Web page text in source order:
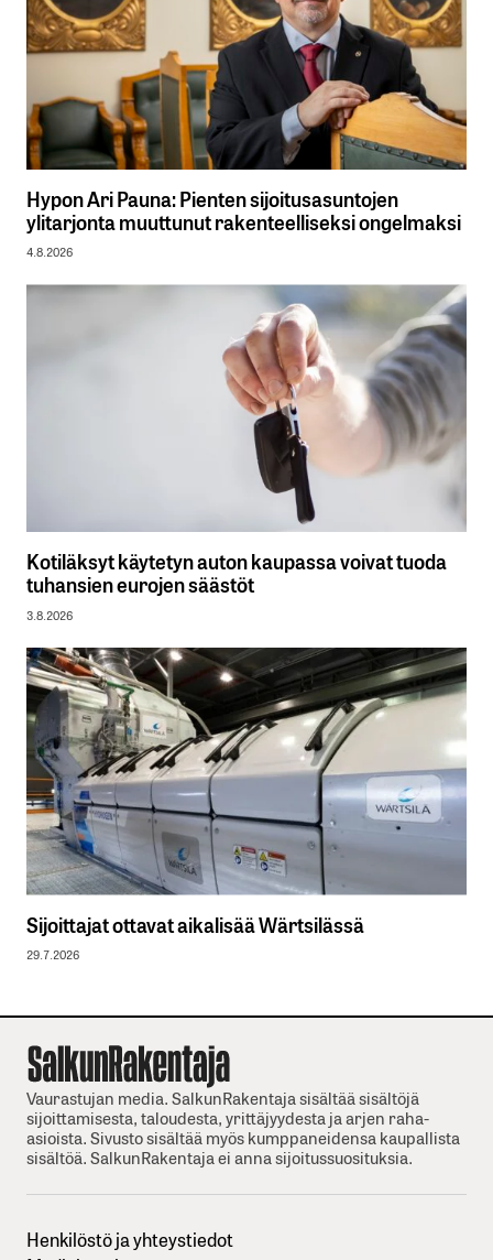
Hypon Ari Pauna: Pienten sijoitusasuntojen
ylitarjonta muuttunut rakenteelliseksi ongelmaksi
4.8.2026
Kotiläksyt käytetyn auton kaupassa voivat tuoda
tuhansien eurojen säästöt
3.8.2026
Sijoittajat ottavat aikalisää Wärtsilässä
29.7.2026
Vaurastujan media. SalkunRakentaja sisältää sisältöjä
sijoittamisesta, taloudesta, yrittäjyydesta ja arjen raha-
asioista. Sivusto sisältää myös kumppaneidensa kaupallista
sisältöä. SalkunRakentaja ei anna sijoitussuosituksia.
Henkilöstö ja yhteystiedot